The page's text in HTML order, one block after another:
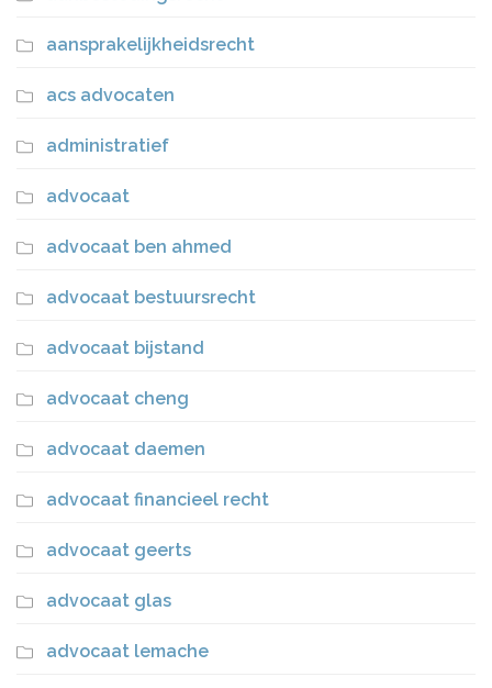
aansprakelijkheidsrecht
acs advocaten
administratief
advocaat
advocaat ben ahmed
advocaat bestuursrecht
advocaat bijstand
advocaat cheng
advocaat daemen
advocaat financieel recht
advocaat geerts
advocaat glas
advocaat lemache